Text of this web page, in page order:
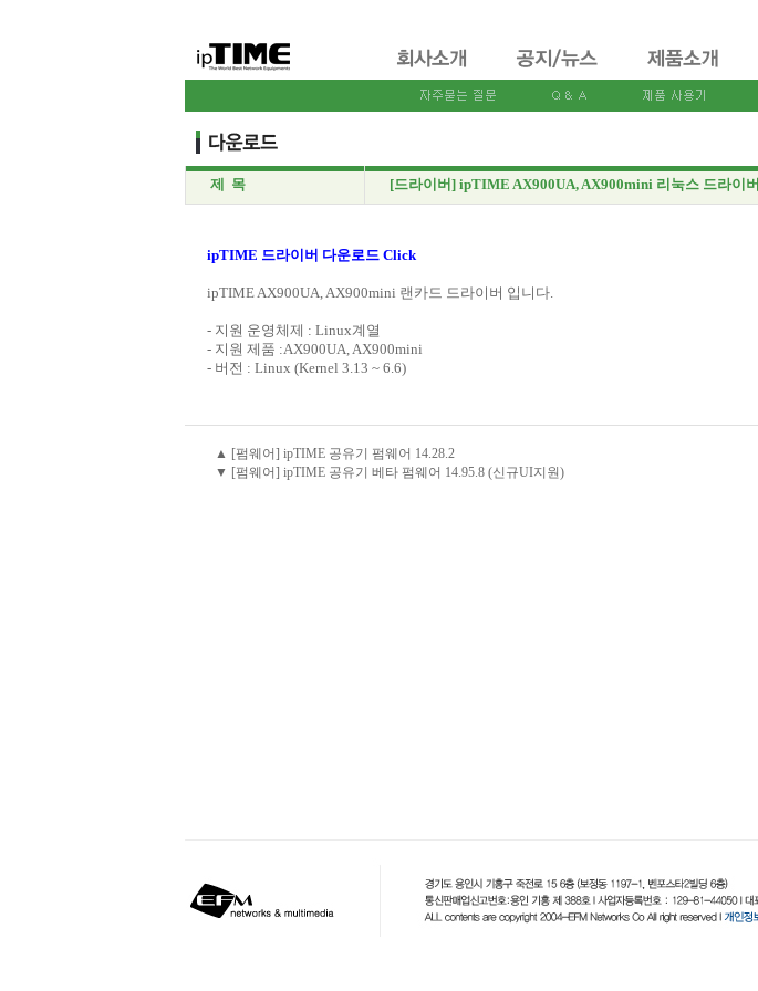
제 목 [드라이버] ipTIME AX900UA, AX900mini 리눅스 드라이버
ipTIME 드라이버 다운로드 Click
ipTIME AX900UA, AX900mini 랜카드 드라이버 입니다.
- 지원 운영체제 : Linux계열
- 지원 제품 :AX900UA, AX900mini
- 버전 : Linux (Kernel 3.13 ~ 6.6)
▲ [펌웨어] ipTIME 공유기 펌웨어 14.28.2
▼ [펌웨어] ipTIME 공유기 베타 펌웨어 14.95.8 (신규UI지원)